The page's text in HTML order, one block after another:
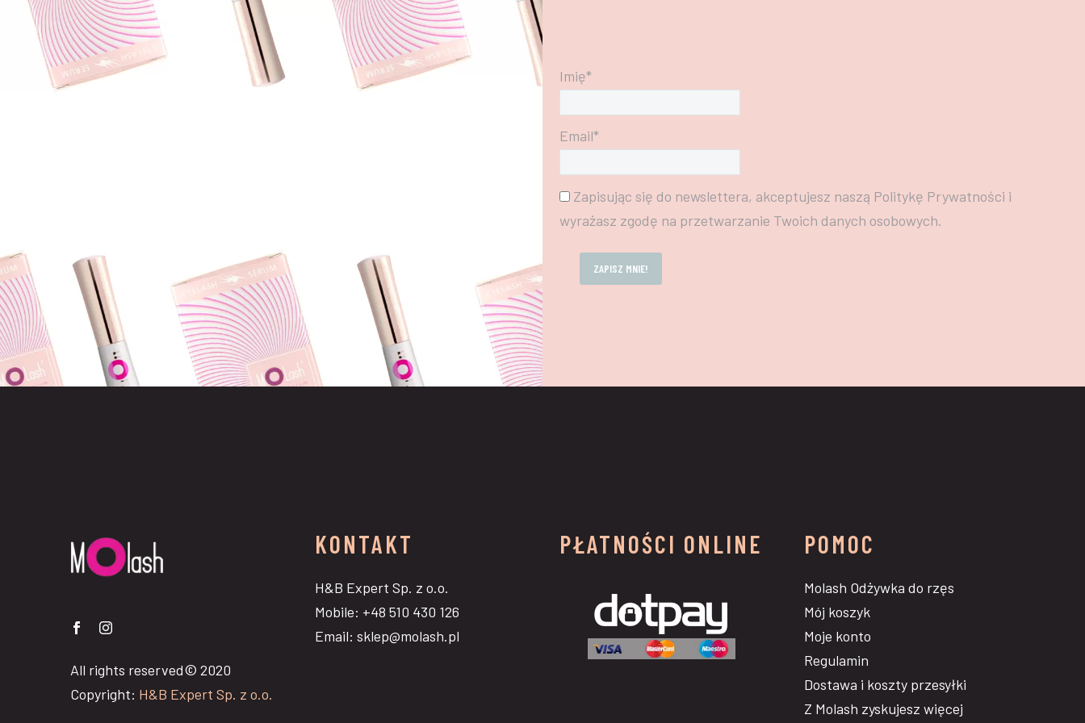
Imię*
Email*
Zapisując się do newslettera, akceptujesz naszą Politykę Prywatności i
wyrażasz zgodę na przetwarzanie Twoich danych osobowych.
All rights reserved© 2020
Copyright: H&B Expert Sp. z o.o.
KONTAKT
H&B Expert Sp. z o.o.
Mobile: +48 510 430 126
Email: sklep@molash.pl
PŁATNOŚCI ONLINE POMOC
Molash Odżywka do rzęs
Mój koszyk
Moje konto
Regulamin
Dostawa i koszty przesyłki
Z Molash zyskujesz więcej